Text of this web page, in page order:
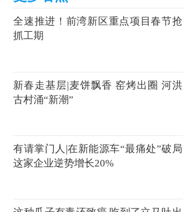
全速推进！前湾新区重点项目春节抢
抓工期
新春走基层|麦饼飘香 窑烤出圈 河洪
古村涌“新潮”
有请掌门人|在新能源车“最痛处”破局
这家企业逆势增长20%